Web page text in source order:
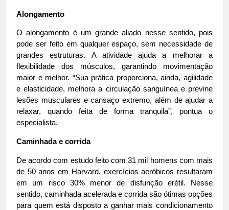
Alongamento
O alongamento é um grande aliado nesse sentido, pois
pode ser feito em qualquer espaço, sem necessidade de
grandes estruturas. A atividade ajuda a melhorar a
flexibilidade dos músculos, garantindo movimentação
maior e melhor. “Sua prática proporciona, ainda, agilidade
e elasticidade, melhora a circulação sanguínea e previne
lesões musculares e cansaço extremo, além de ajudar a
relaxar, quando feita de forma tranquila”, pontua o
especialista.
Caminhada e corrida
De acordo com estudo feito com 31 mil homens com mais
de 50 anos em Harvard, exercícios aeróbicos resultaram
em um risco 30% menor de disfunção erétil. Nesse
sentido, caminhada acelerada e corrida são ótimas opções
para quem está disposto a ganhar mais condicionamento